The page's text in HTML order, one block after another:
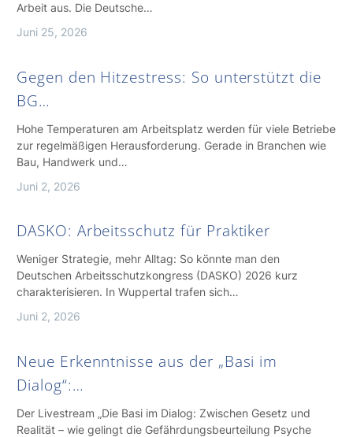
Arbeit aus. Die Deutsche…
Juni 25, 2026
Gegen den Hitzestress: So unterstützt die
BG…
Hohe Temperaturen am Arbeitsplatz werden für viele Betriebe
zur regelmäßigen Herausforderung. Gerade in Branchen wie
Bau, Handwerk und…
Juni 2, 2026
DASKO: Arbeitsschutz für Praktiker
Weniger Strategie, mehr Alltag: So könnte man den
Deutschen Arbeitsschutzkongress (DASKO) 2026 kurz
charakterisieren. In Wuppertal trafen sich…
Juni 2, 2026
Neue Erkenntnisse aus der „Basi im
Dialog“:…
Der Livestream „Die Basi im Dialog: Zwischen Gesetz und
Realität – wie gelingt die Gefährdungsbeurteilung Psyche